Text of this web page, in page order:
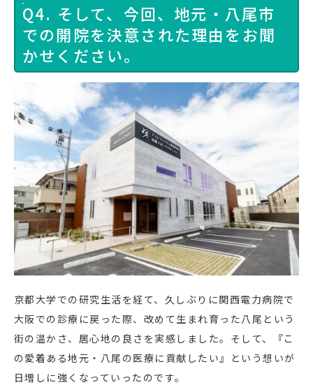
Q4. そして、今回、地元・八尾市
での開院を決意された理由をお聞
かせください。
京都大学での研究生活を経て、久しぶりに関西電力病院で
大阪での診療に戻った際、改めて生まれ育った八尾という
街の温かさ、居心地の良さを実感しました。そして、『こ
の愛着ある地元・八尾の医療に貢献したい』という想いが
日増しに強くなっていったのです。